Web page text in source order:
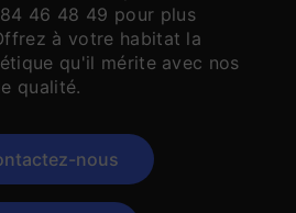
46 48 49 pour plus
à votre habitat la
qu'il mérite avec nos
qualité.
nous